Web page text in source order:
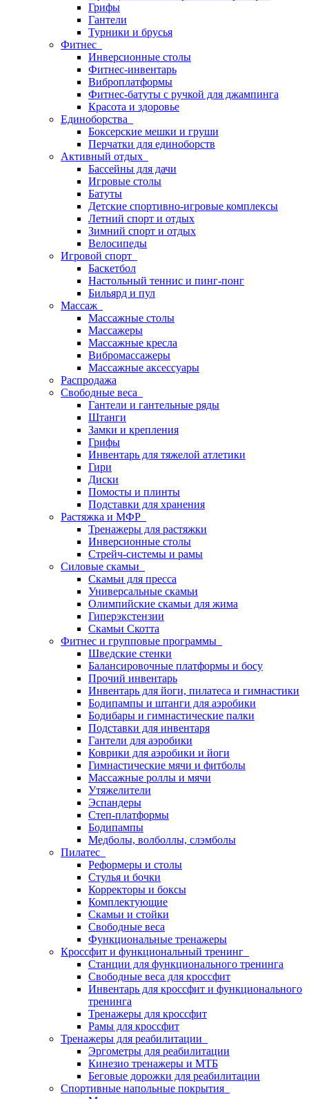
Грифы
Гантели
Турники и брусья
Фитнес
Инверсионные столы
Фитнес-инвентарь
Виброплатформы
Фитнес-батуты с ручкой для джампинга
Красота и здоровье
Единоборства
Боксерские мешки и груши
Перчатки для единоборств
Активный отдых
Бассейны для дачи
Игровые столы
Батуты
Детские спортивно-игровые комплексы
Летний спорт и отдых
Зимний спорт и отдых
Велосипеды
Игровой спорт
Баскетбол
Настольный теннис и пинг-понг
Бильярд и пул
Массаж
Массажные столы
Массажеры
Массажные кресла
Вибромассажеры
Массажные аксессуары
Распродажа
Свободные веса
Гантели и гантельные ряды
Штанги
Замки и крепления
Грифы
Инвентарь для тяжелой атлетики
Гири
Диски
Помосты и плинты
Подставки для хранения
Растяжка и МФР
Тренажеры для растяжки
Инверсионные столы
Стрейч-системы и рамы
Силовые скамьи
Скамьи для пресса
Универсальные скамьи
Олимпийские скамьи для жима
Гиперэкстензии
Скамьи Скотта
Фитнес и групповые программы
Шведские стенки
Балансировочные платформы и босу
Прочий инвентарь
Инвентарь для йоги, пилатеса и гимнастики
Бодипампы и штанги для аэробики
Бодибары и гимнастические палки
Подставки для инвентаря
Гантели для аэробики
Коврики для аэробики и йоги
Гимнастические мячи и фитболы
Массажные роллы и мячи
Утяжелители
Эспандеры
Степ-платформы
Бодипампы
Медболы, волболлы, слэмболы
Пилатес
Реформеры и столы
Стулья и бочки
Корректоры и боксы
Комплектующие
Скамьи и стойки
Свободные веса
Функциональные тренажеры
Кроссфит и функциональный тренинг
Станции для функционального тренинга
Свободные веса для кроссфит
Инвентарь для кроссфит и функционального
тренинга
Тренажеры для кроссфит
Рамы для кроссфит
Тренажеры для реабилитации
Эргометры для реабилитации
Кинезио тренажеры и МТБ
Беговые дорожки для реабилитации
Спортивные напольные покрытия